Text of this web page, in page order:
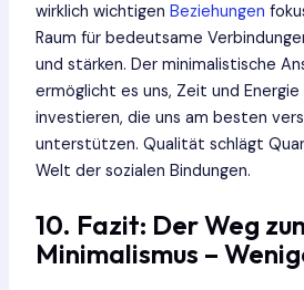
wirklich wichtigen Beziehungen
Raum für bedeutsame
und stärken. Der minimalistische
ermöglicht es uns, Zeit und Energie
investieren, die uns am besten
unterstützen. Qualität schlägt
Welt der sozialen Bindungen.
10. Fazit: Der Weg
Minimalismus –